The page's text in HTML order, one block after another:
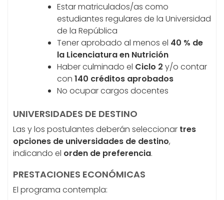
Estar matriculados/as como
estudiantes regulares de la Universidad
de la República
Tener aprobado al menos el 40 % de
la Licenciatura en Nutrición
Haber culminado el Ciclo 2 y/o contar
con 140 créditos aprobados
No ocupar cargos docentes
UNIVERSIDADES DE DESTINO
Las y los postulantes deberán seleccionar tres
opciones de universidades de destino,
indicando el orden de preferencia.
PRESTACIONES ECONÓMICAS
El programa contempla: